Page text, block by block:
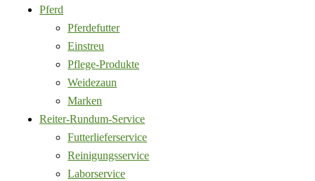
Pferd
Pferdefutter
Einstreu
Pflege-Produkte
Weidezaun
Marken
Reiter-Rundum-Service
Futterlieferservice
Reinigungsservice
Laborservice